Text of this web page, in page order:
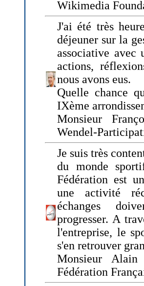
Wikimedia
J'ai été très
déjeuner sur la
associative avec
actions,
nous avons eus.
Quelle chance
IXème
Monsieur
Wendel-
Je suis très
du monde
Fédération est
une activité
échanges
progresser. A
l'entreprise, le
s'en retrouver
Monsieur
Fédération